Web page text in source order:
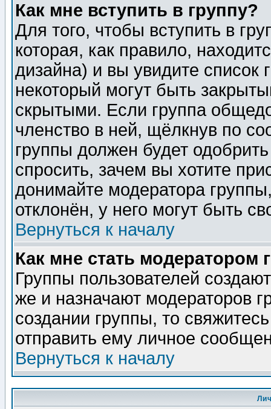
Как мне вступить в группу?
Для того, чтобы вступить в
которая, как правило,
дизайна) и вы увидите список
некоторый могут быть
скрытыми. Если группа
членство в ней, щёлкнув по
группы должен будет
спросить, зачем вы хотите
донимайте модератора
отклонён, у него могут быть
Вернуться к началу
Как мне стать модератором
Группы пользователей
же и назначают модераторов
создании группы, то
отправить ему личное
Вернуться к началу